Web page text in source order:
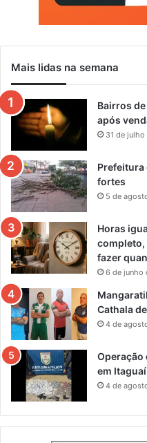
Mais lidas na semana
Bairros
após
31 de
Prefeitura
fortes
5 de
Horas
completo,
fazer
6 de junho
Cathala
4 de
Operação
em Itaguaí
4 de